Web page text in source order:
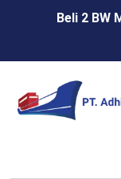
Beli 2 BW